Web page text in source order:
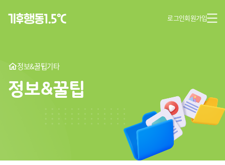
로그인회원가입
정보&꿀팁기타
정보&꿀팁